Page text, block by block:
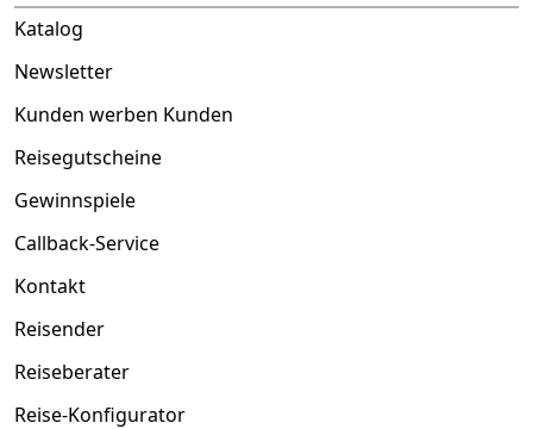
Katalog
Newsletter
Kunden werben Kunden
Reisegutscheine
Gewinnspiele
Callback-Service
Kontakt
Reisender
Reiseberater
Reise-Konfigurator